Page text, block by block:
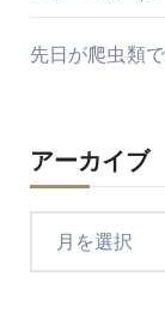
先日が爬虫類
アーカイブ